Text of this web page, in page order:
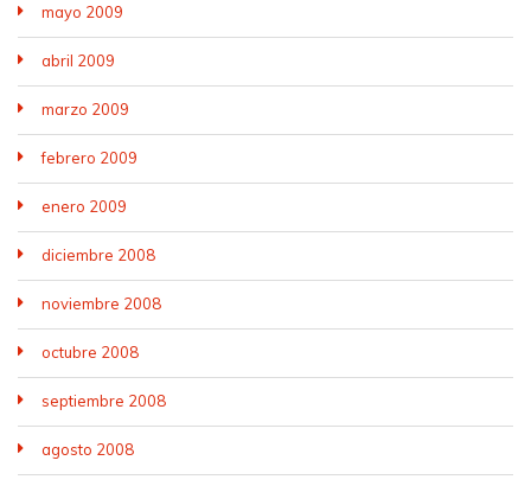
mayo 2009
abril 2009
marzo 2009
febrero 2009
enero 2009
diciembre 2008
noviembre 2008
octubre 2008
septiembre 2008
agosto 2008